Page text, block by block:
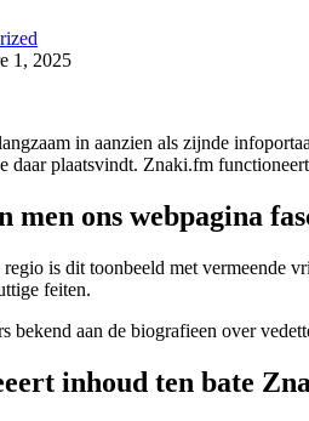
1, 2025
in aanzien als zijnde
daar plaatsvindt. Znaki.fm
men ons webpagina
is dit toonbeeld met vermeende
feiten.
bekend aan de biografieen over
inhoud ten bate